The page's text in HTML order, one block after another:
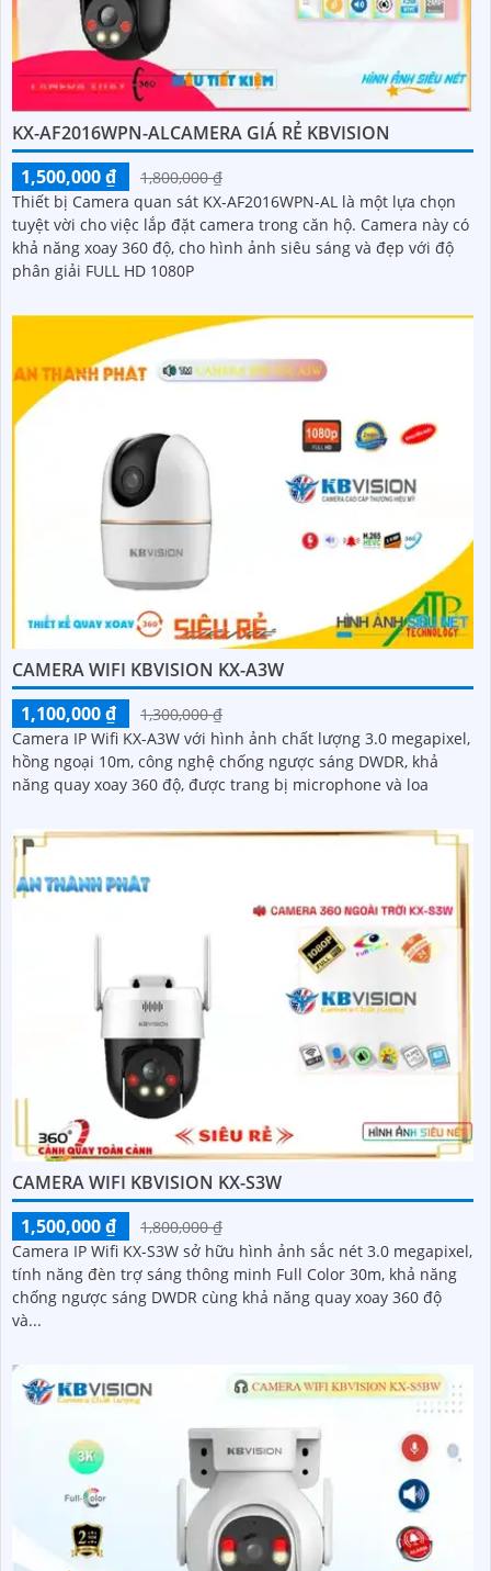
KX-AF2016WPN-ALCAMERA GIÁ RẺ KBVISION
1,500,000 ₫
1,800,000 ₫
Thiết bị Camera quan sát KX-AF2016WPN-AL là một lựa chọn
tuyệt vời cho việc lắp đặt camera trong căn hộ. Camera này có
khả năng xoay 360 độ, cho hình ảnh siêu sáng và đẹp với độ
phân giải FULL HD 1080P
CAMERA WIFI KBVISION KX-A3W
1,100,000 ₫
1,300,000 ₫
Camera IP Wifi KX-A3W với hình ảnh chất lượng 3.0 megapixel,
hồng ngoại 10m, công nghệ chống ngược sáng DWDR, khả
năng quay xoay 360 độ, được trang bị microphone và loa
CAMERA WIFI KBVISION KX-S3W
1,500,000 ₫
1,800,000 ₫
Camera IP Wifi KX-S3W sở hữu hình ảnh sắc nét 3.0 megapixel,
tính năng đèn trợ sáng thông minh Full Color 30m, khả năng
chống ngược sáng DWDR cùng khả năng quay xoay 360 độ
và...